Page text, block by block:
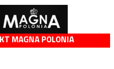
MAGNA POLONIA